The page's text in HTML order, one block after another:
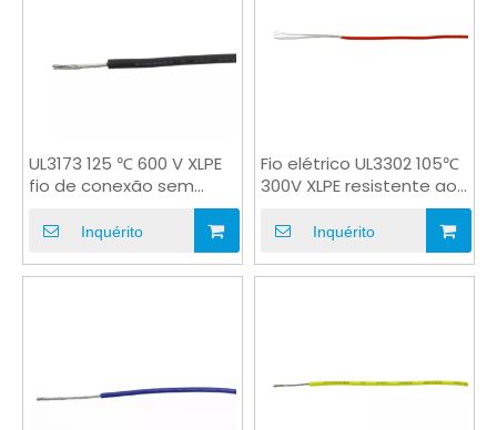
UL3173 125 ℃ 600 V XLPE
fio de conexão sem
estanhado
Inquérito
Fio elétrico UL3302 105℃
300V XLPE resistente ao
Inquérito